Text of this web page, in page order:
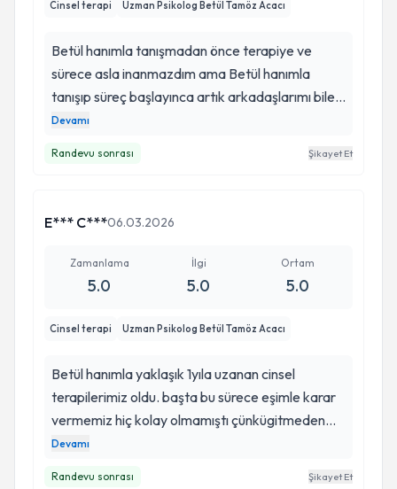
Cinsel terapi Uzman Psikolog Betül Tamöz Acacı
Betül hanımla tanışmadan önce terapiye ve
sürece asla inanmazdım ama Betül hanımla
tanışıp süreç başlayınca artık arkadaşlarımı bile
yönlendiriyorum kendisi bu işi çok iyi yapıyor
Devamı
Randevu sonrası Şikayet Et
E*** C***06.03.2026
Zamanlama
5.0
İlgi
5.0
Ortam
5.0
Cinsel terapi Uzman Psikolog Betül Tamöz Acacı
Betül hanımla yaklaşık 1yıla uzanan cinsel
terapilerimiz oldu. başta bu sürece eşimle karar
vermemiz hiç kolay olmamıştı çünkügitmeden
önce terapiyle çözülecek bir durum gibi
Devamı
Randevu sonrası Şikayet Et